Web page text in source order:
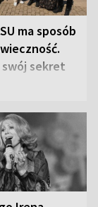
ma sposób
sekret